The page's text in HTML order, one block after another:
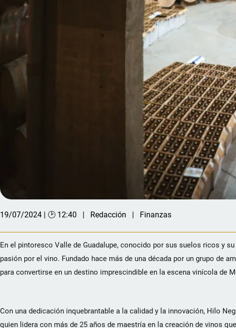
19/07/2024 | 🕑 12:40 Redacción Finanzas
En el pintoresco Valle de Guadalupe, conocido por sus suelos ricos y
pasión por el vino. Fundado hace más de una década por un grupo de
para convertirse en un destino imprescindible en la escena vinícola de
Con una dedicación inquebrantable a la calidad y la innovación, Hilo
quien lidera con más de 25 años de maestría en la creación de vinos